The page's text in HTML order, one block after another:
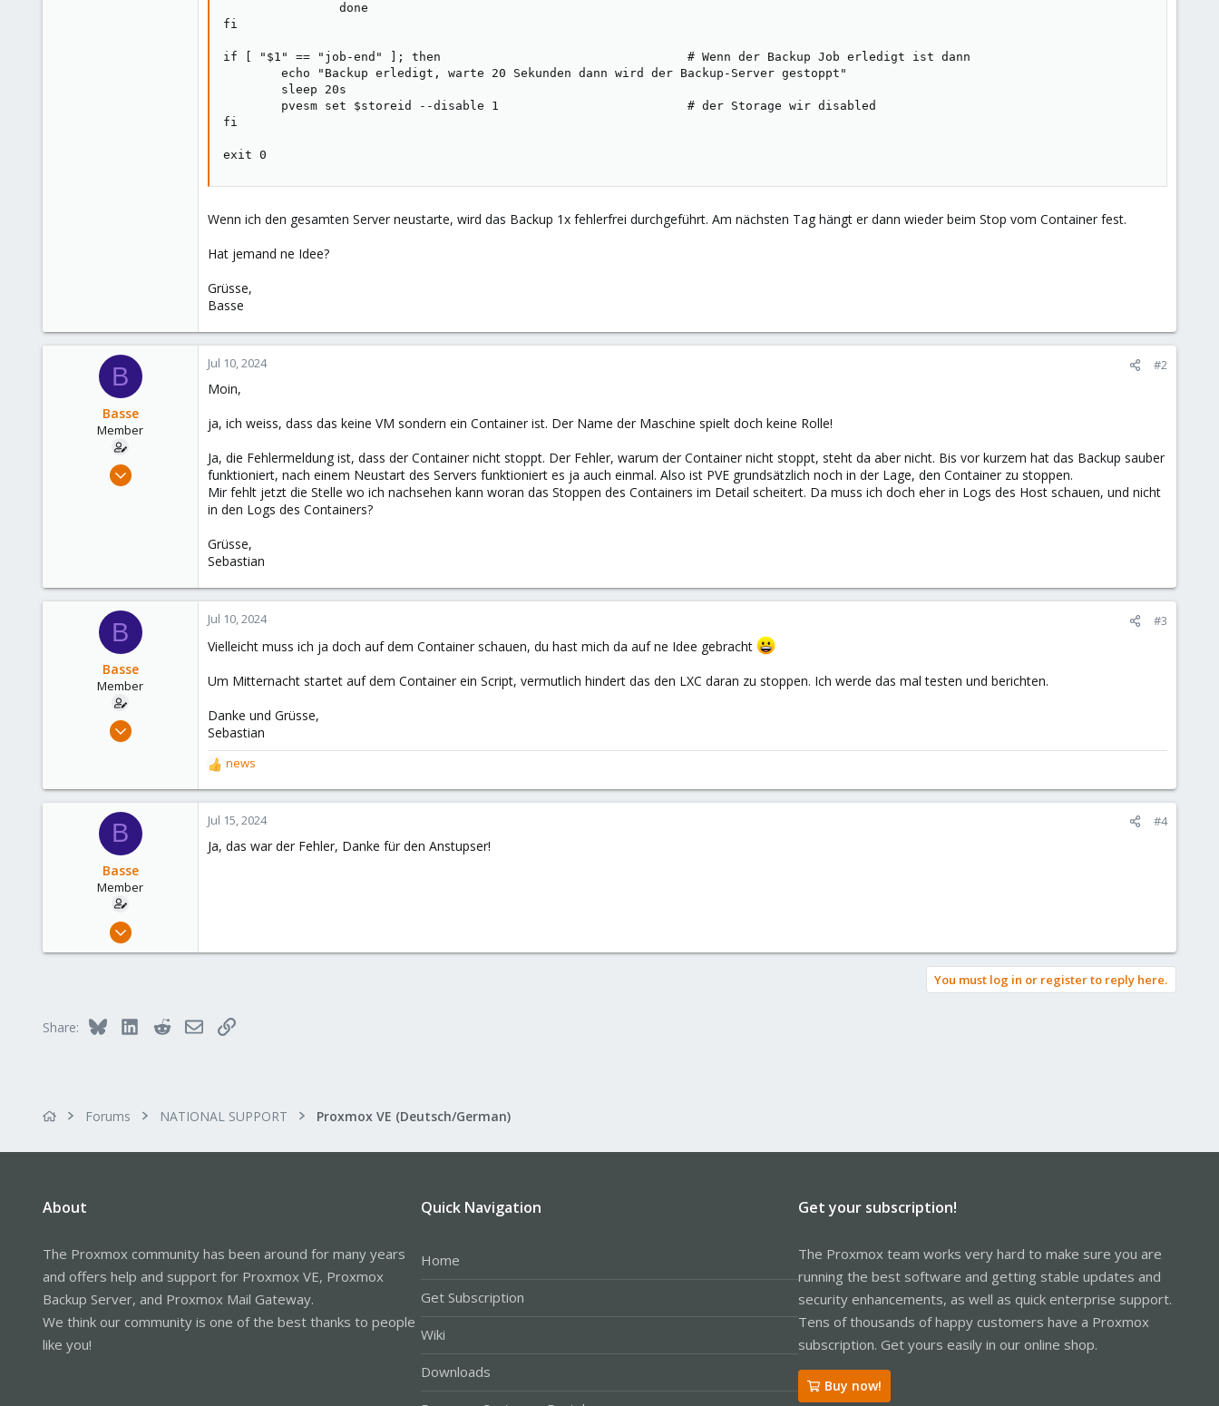
                done
fi
if [ "$1" == "job-end" ]; then                                  # Wenn der Backup Job erledigt ist dann
        echo "Backup erledigt, warte 20 Sekunden dann wird der Backup-Server gestoppt"
        sleep 20s
        pvesm set $storeid --disable 1                          # der Storage wir disabled
fi
exit 0
Wenn ich den gesamten Server neustarte, wird das Backup 1x fehlerfrei durchgeführt. Am nächsten Tag hängt er dann wieder beim Stop vom Container fest.
Hat jemand ne Idee?
Grüsse,
Basse
B
Basse
Member
Apr 27, 2023
Jul 10, 2024 #2
Moin,
ja, ich weiss, dass das keine VM sondern ein Container ist. Der Name der Maschine spielt doch keine Rolle!
Ja, die Fehlermeldung ist, dass der Container nicht stoppt. Der Fehler, warum der Container nicht stoppt, steht da aber nicht. Bis vor kurzem hat das Backup sauber
funktioniert, nach einem Neustart des Servers funktioniert es ja auch einmal. Also ist PVE grundsätzlich noch in der Lage, den Container zu stoppen.
Mir fehlt jetzt die Stelle wo ich nachsehen kann woran das Stoppen des Containers im Detail scheitert. Da muss ich doch eher in Logs des Host schauen, und nicht
in den Logs des Containers?
Grüsse,
Sebastian
B
Basse
Member
Apr 27, 2023
8
Jul 10, 2024 #3
Vielleicht muss ich ja doch auf dem Container schauen, du hast mich da auf ne Idee gebracht
Um Mitternacht startet auf dem Container ein Script, vermutlich hindert das den LXC daran zu stoppen. Ich werde das mal testen und berichten.
Danke und Grüsse,
Sebastian
R
e
a
c
i
news
B
Basse
Member
Apr 27, 2023
Jul 15, 2024 #4
Ja, das war der Fehler, Danke für den Anstupser!
You must log in or register to reply here.
Share: Bluesky LinkedInRedditEmailLink
Forums NATIONAL SUPPORT Proxmox VE (Deutsch/German)
About
The Proxmox community has been around for many years
and offers help and support for Proxmox VE, Proxmox
Backup Server, and Proxmox Mail Gateway.
We think our community is one of the best thanks to people
like you!
Quick Navigation
Home
Get Subscription
Wiki
Downloads
Get your subscription!
The Proxmox team works very hard to make sure you are
running the best software and getting stable updates and
security enhancements, as well as quick enterprise support.
Tens of thousands of happy customers have a Proxmox
subscription. Get yours easily in our online shop.
Buy now!